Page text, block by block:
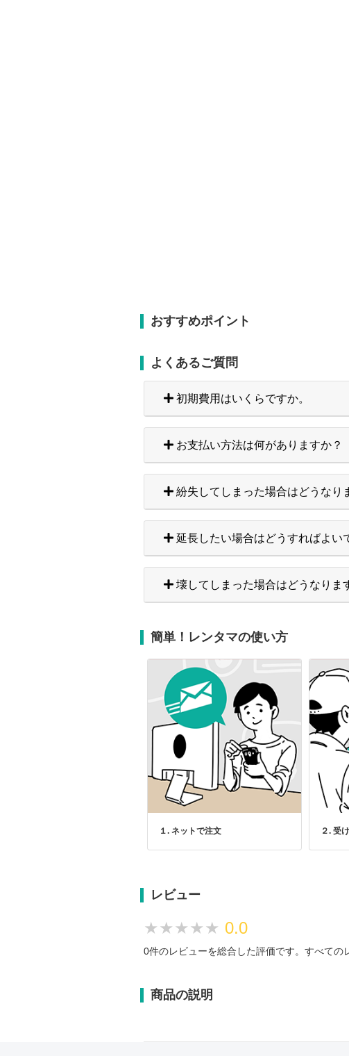
おすすめポイント
よくあるご質問
初期費用はいくらですか。
お支払い方法は何がありますか？
紛失してしまった場合はどうなり
延長したい場合はどうすればよい
壊してしまった場合はどうなりま
簡単！レンタマの使い方
１. ネットで注文 ２. 受
レビュー
★★★★★
★★★★★ 0.0
0件のレビューを総合した評価です。 すべての
商品の説明